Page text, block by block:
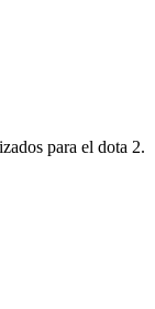
para el dota 2.